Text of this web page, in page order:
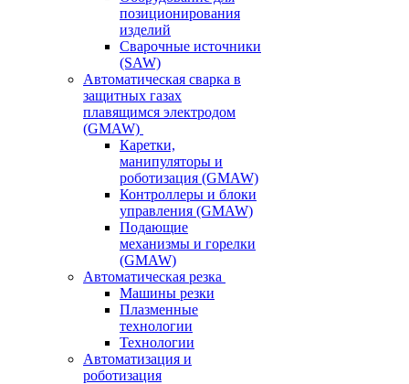
позиционирования
изделий
Сварочные источники
(SAW)
Автоматическая сварка в
защитных газах
плавящимся электродом
(GMAW)
Каретки,
манипуляторы и
роботизация (GMAW)
Контроллеры и блоки
управления (GMAW)
Подающие
механизмы и горелки
(GMAW)
Автоматическая резка
Машины резки
Плазменные
технологии
Технологии
Автоматизация и
роботизация